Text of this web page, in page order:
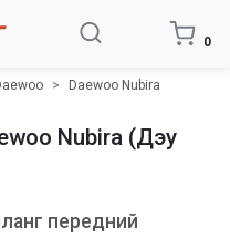
0
Daewoo Nubira
Nubira (Дэу
передний